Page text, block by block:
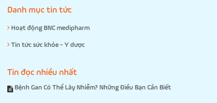
Danh mục tin tức
Hoạt động BNC medipharm
Tin tức sức khỏe - Y dược
Tin đọc nhiều nhất
Bệnh Gan Có Thể Lây Nhiễm? Những Điều Bạn Cần Biết